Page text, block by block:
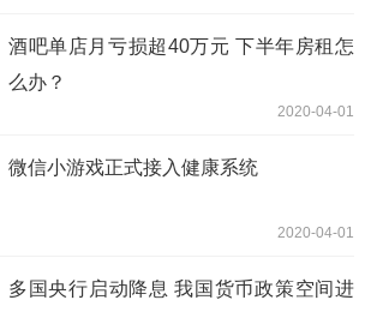
酒吧单店月亏损超40万元 下半年房租怎
么办？
2020-04-01
微信小游戏正式接入健康系统
2020-04-01
多国央行启动降息 我国货币政策空间进